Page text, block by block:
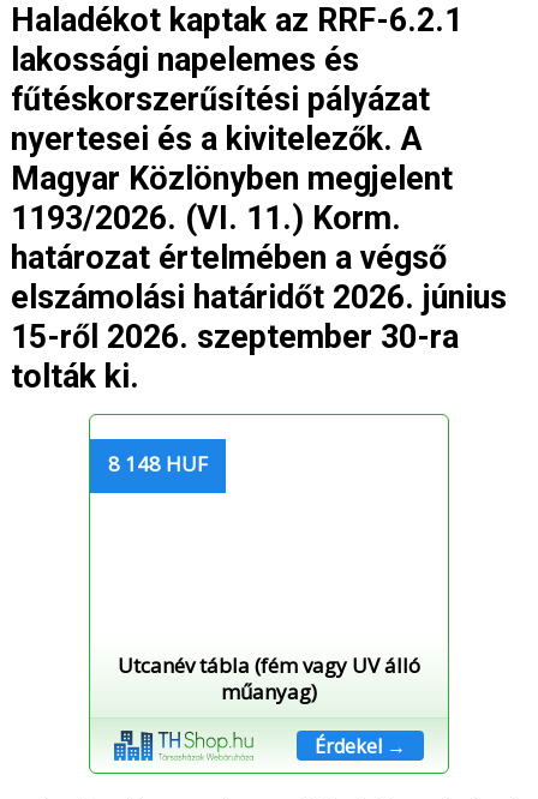
Haladékot kaptak az RRF-6.2.1
lakossági napelemes és
fűtéskorszerűsítési pályázat
nyertesei és a kivitelezők. A
Magyar Közlönyben megjelent
1193/2026. (VI. 11.) Korm.
határozat értelmében a végső
elszámolási határidőt 2026. június
15-ről 2026. szeptember 30-ra
tolták ki.
8 148 HUF
Utcanév tábla (fém vagy UV álló
műanyag)
Érdekel →